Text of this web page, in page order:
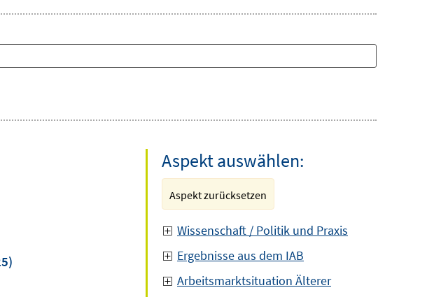
Aspekt auswählen:
Aspekt zurücksetzen
Wissenschaft / Politik und Praxis
Ergebnisse aus dem IAB
Arbeitsmarktsituation Älterer